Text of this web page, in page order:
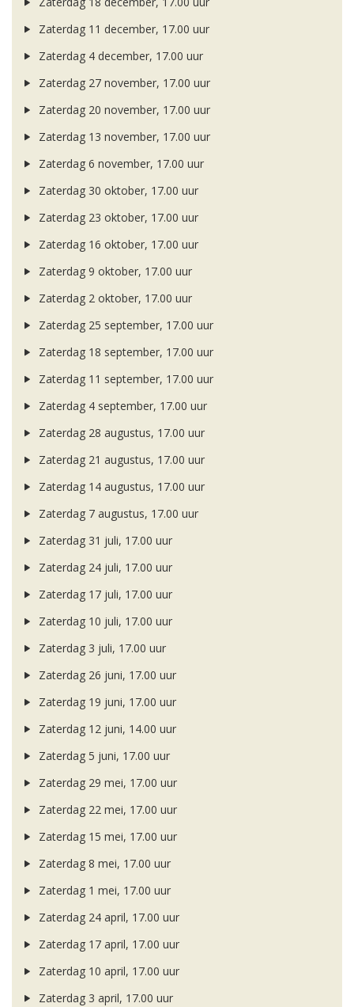
Zaterdag 11 december, 17.00 uur
Zaterdag 4 december, 17.00 uur
Zaterdag 27 november, 17.00 uur
Zaterdag 20 november, 17.00 uur
Zaterdag 13 november, 17.00 uur
Zaterdag 6 november, 17.00 uur
Zaterdag 30 oktober, 17.00 uur
Zaterdag 23 oktober, 17.00 uur
Zaterdag 16 oktober, 17.00 uur
Zaterdag 9 oktober, 17.00 uur
Zaterdag 2 oktober, 17.00 uur
Zaterdag 25 september, 17.00 uur
Zaterdag 18 september, 17.00 uur
Zaterdag 11 september, 17.00 uur
Zaterdag 4 september, 17.00 uur
Zaterdag 28 augustus, 17.00 uur
Zaterdag 21 augustus, 17.00 uur
Zaterdag 14 augustus, 17.00 uur
Zaterdag 7 augustus, 17.00 uur
Zaterdag 31 juli, 17.00 uur
Zaterdag 24 juli, 17.00 uur
Zaterdag 17 juli, 17.00 uur
Zaterdag 10 juli, 17.00 uur
Zaterdag 3 juli, 17.00 uur
Zaterdag 26 juni, 17.00 uur
Zaterdag 19 juni, 17.00 uur
Zaterdag 12 juni, 14.00 uur
Zaterdag 5 juni, 17.00 uur
Zaterdag 29 mei, 17.00 uur
Zaterdag 22 mei, 17.00 uur
Zaterdag 15 mei, 17.00 uur
Zaterdag 8 mei, 17.00 uur
Zaterdag 1 mei, 17.00 uur
Zaterdag 24 april, 17.00 uur
Zaterdag 17 april, 17.00 uur
Zaterdag 10 april, 17.00 uur
Zaterdag 3 april, 17.00 uur